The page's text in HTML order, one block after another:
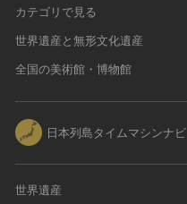
天然保護区域
文化的景観
伝統的建造物群
港町
農・山村集落
その他
カテゴリで見る
世界遺産と無形文化遺産
全国の美術館・博物館
日本列島タイムマシンナビ
世界遺産